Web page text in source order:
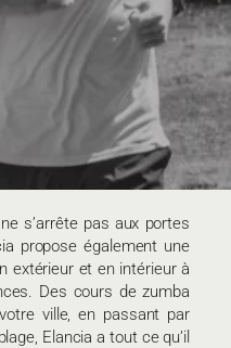
s’arrête pas aux portes
propose également une
extérieur et en intérieur à
Des cours de zumba
ville, en passant par
Elancia a tout ce qu’il